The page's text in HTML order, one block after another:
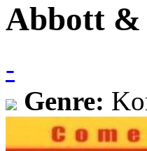
Abbott &
-
Genre: